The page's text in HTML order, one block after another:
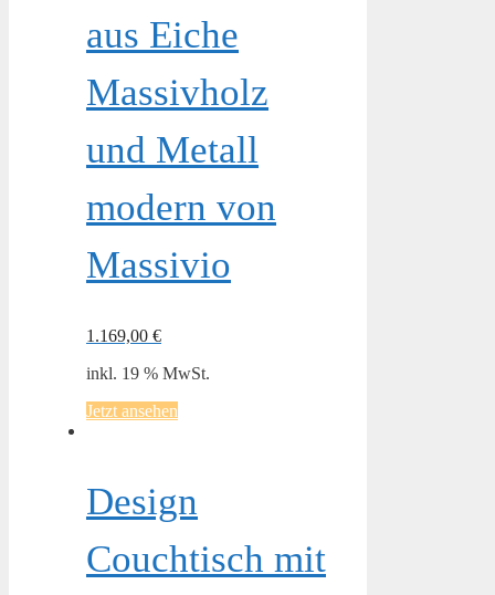
aus Eiche
Massivholz
und Metall
modern von
Massivio
1.169,00 €
inkl. 19 % MwSt.
Jetzt ansehen
Design
Couchtisch mit